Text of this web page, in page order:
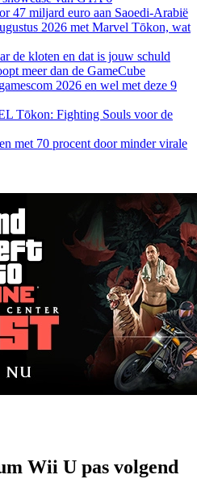
47 miljard euro aan Saoedi-Arabië
2026 met Marvel Tōkon, wat
de kloten en dat is jouw schuld
meer dan de GameCube
2026 en wel met deze 9
Tōkon: Fighting Souls voor de
met 70 procent door minder virale
Wii U pas volgend